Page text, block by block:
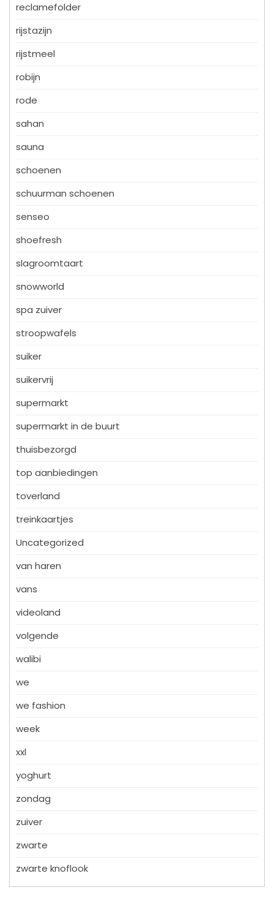
reclamefolder
rijstazijn
rijstmeel
robijn
rode
sahan
sauna
schoenen
schuurman schoenen
senseo
shoefresh
slagroomtaart
snowworld
spa zuiver
stroopwafels
suiker
suikervrij
supermarkt
supermarkt in de buurt
thuisbezorgd
top aanbiedingen
toverland
treinkaartjes
Uncategorized
van haren
vans
videoland
volgende
walibi
we
we fashion
week
xxl
yoghurt
zondag
zuiver
zwarte
zwarte knoflook